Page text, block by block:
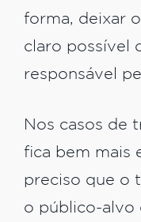
forma, deixar
claro possível
responsável
Nos casos de
fica bem mais
preciso que o
o público-alvo